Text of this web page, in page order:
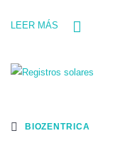
LEER MÁS
BIOZENTRICA